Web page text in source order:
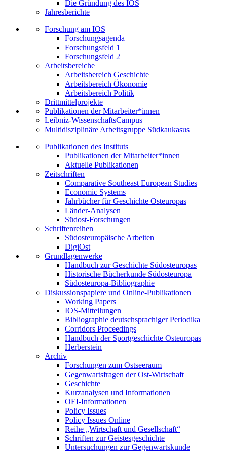
Die Gründung des IOS
Jahresberichte
Forschung am IOS
Forschungsagenda
Forschungsfeld 1
Forschungsfeld 2
Arbeitsbereiche
Arbeitsbereich Geschichte
Arbeitsbereich Ökonomie
Arbeitsbereich Politik
Drittmittelprojekte
Publikationen der Mitarbeiter*innen
Leibniz-WissenschaftsCampus
Multidisziplinäre Arbeitsgruppe Südkaukasus
Publikationen des Instituts
Publikationen der Mitarbeiter*innen
Aktuelle Publikationen
Zeitschriften
Comparative Southeast European Studies
Economic Systems
Jahrbücher für Geschichte Osteuropas
Länder-Analysen
Südost-Forschungen
Schriftenreihen
Südosteuropäische Arbeiten
DigiOst
Grundlagenwerke
Handbuch zur Geschichte Südosteuropas
Historische Bücherkunde Südosteuropa
Südosteuropa-Bibliographie
Diskussionspapiere und Online-Publikationen
Working Papers
IOS-Mitteilungen
Bibliographie deutschsprachiger Periodika
Corridors Proceedings
Handbuch der Sportgeschichte Osteuropas
Herberstein
Archiv
Forschungen zum Ostseeraum
Gegenwartsfragen der Ost-Wirtschaft
Geschichte
Kurzanalysen und Informationen
OEI-Informationen
Policy Issues
Policy Issues Online
Reihe „Wirtschaft und Gesellschaft“
Schriften zur Geistesgeschichte
Untersuchungen zur Gegenwartskunde